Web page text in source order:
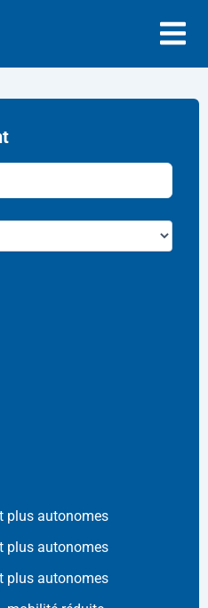
plus autonomes
plus autonomes
plus autonomes